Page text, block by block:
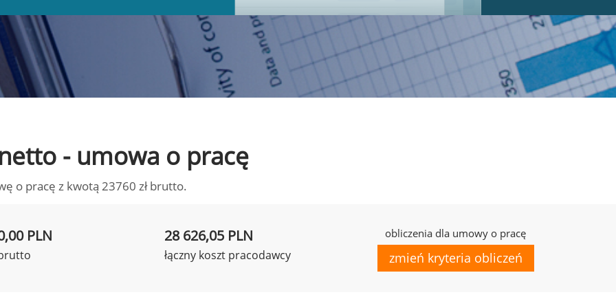
- umowa o pracę
o pracę z kwotą 23760 zł brutto.
PLN 28 626,05 PLN
łączny koszt pracodawcy
obliczenia dla umowy o pracę
zmień kryteria obliczeń